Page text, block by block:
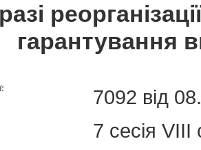
гарантування
7092 від
7 сесія VIII